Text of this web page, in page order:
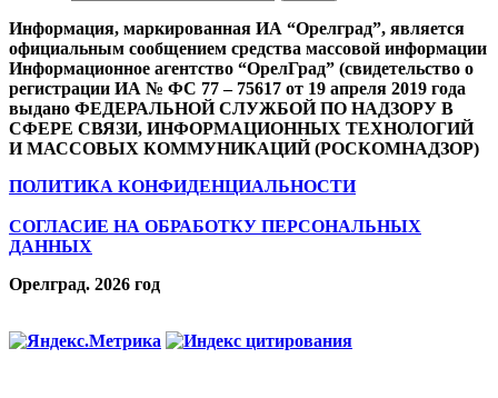
Информация, маркированная ИА “Орелград”, является
официальным сообщением средства массовой информации
Информационное агентство “ОрелГрад” (свидетельство о
регистрации ИА № ФС 77 – 75617 от 19 апреля 2019 года
выдано ФЕДЕРАЛЬНОЙ СЛУЖБОЙ ПО НАДЗОРУ В
СФЕРЕ СВЯЗИ, ИНФОРМАЦИОННЫХ ТЕХНОЛОГИЙ
И МАССОВЫХ КОММУНИКАЦИЙ (РОСКОМНАДЗОР)
ПОЛИТИКА КОНФИДЕНЦИАЛЬНОСТИ
СОГЛАСИЕ НА ОБРАБОТКУ ПЕРСОНАЛЬНЫХ
ДАННЫХ
Орелград. 2026 год